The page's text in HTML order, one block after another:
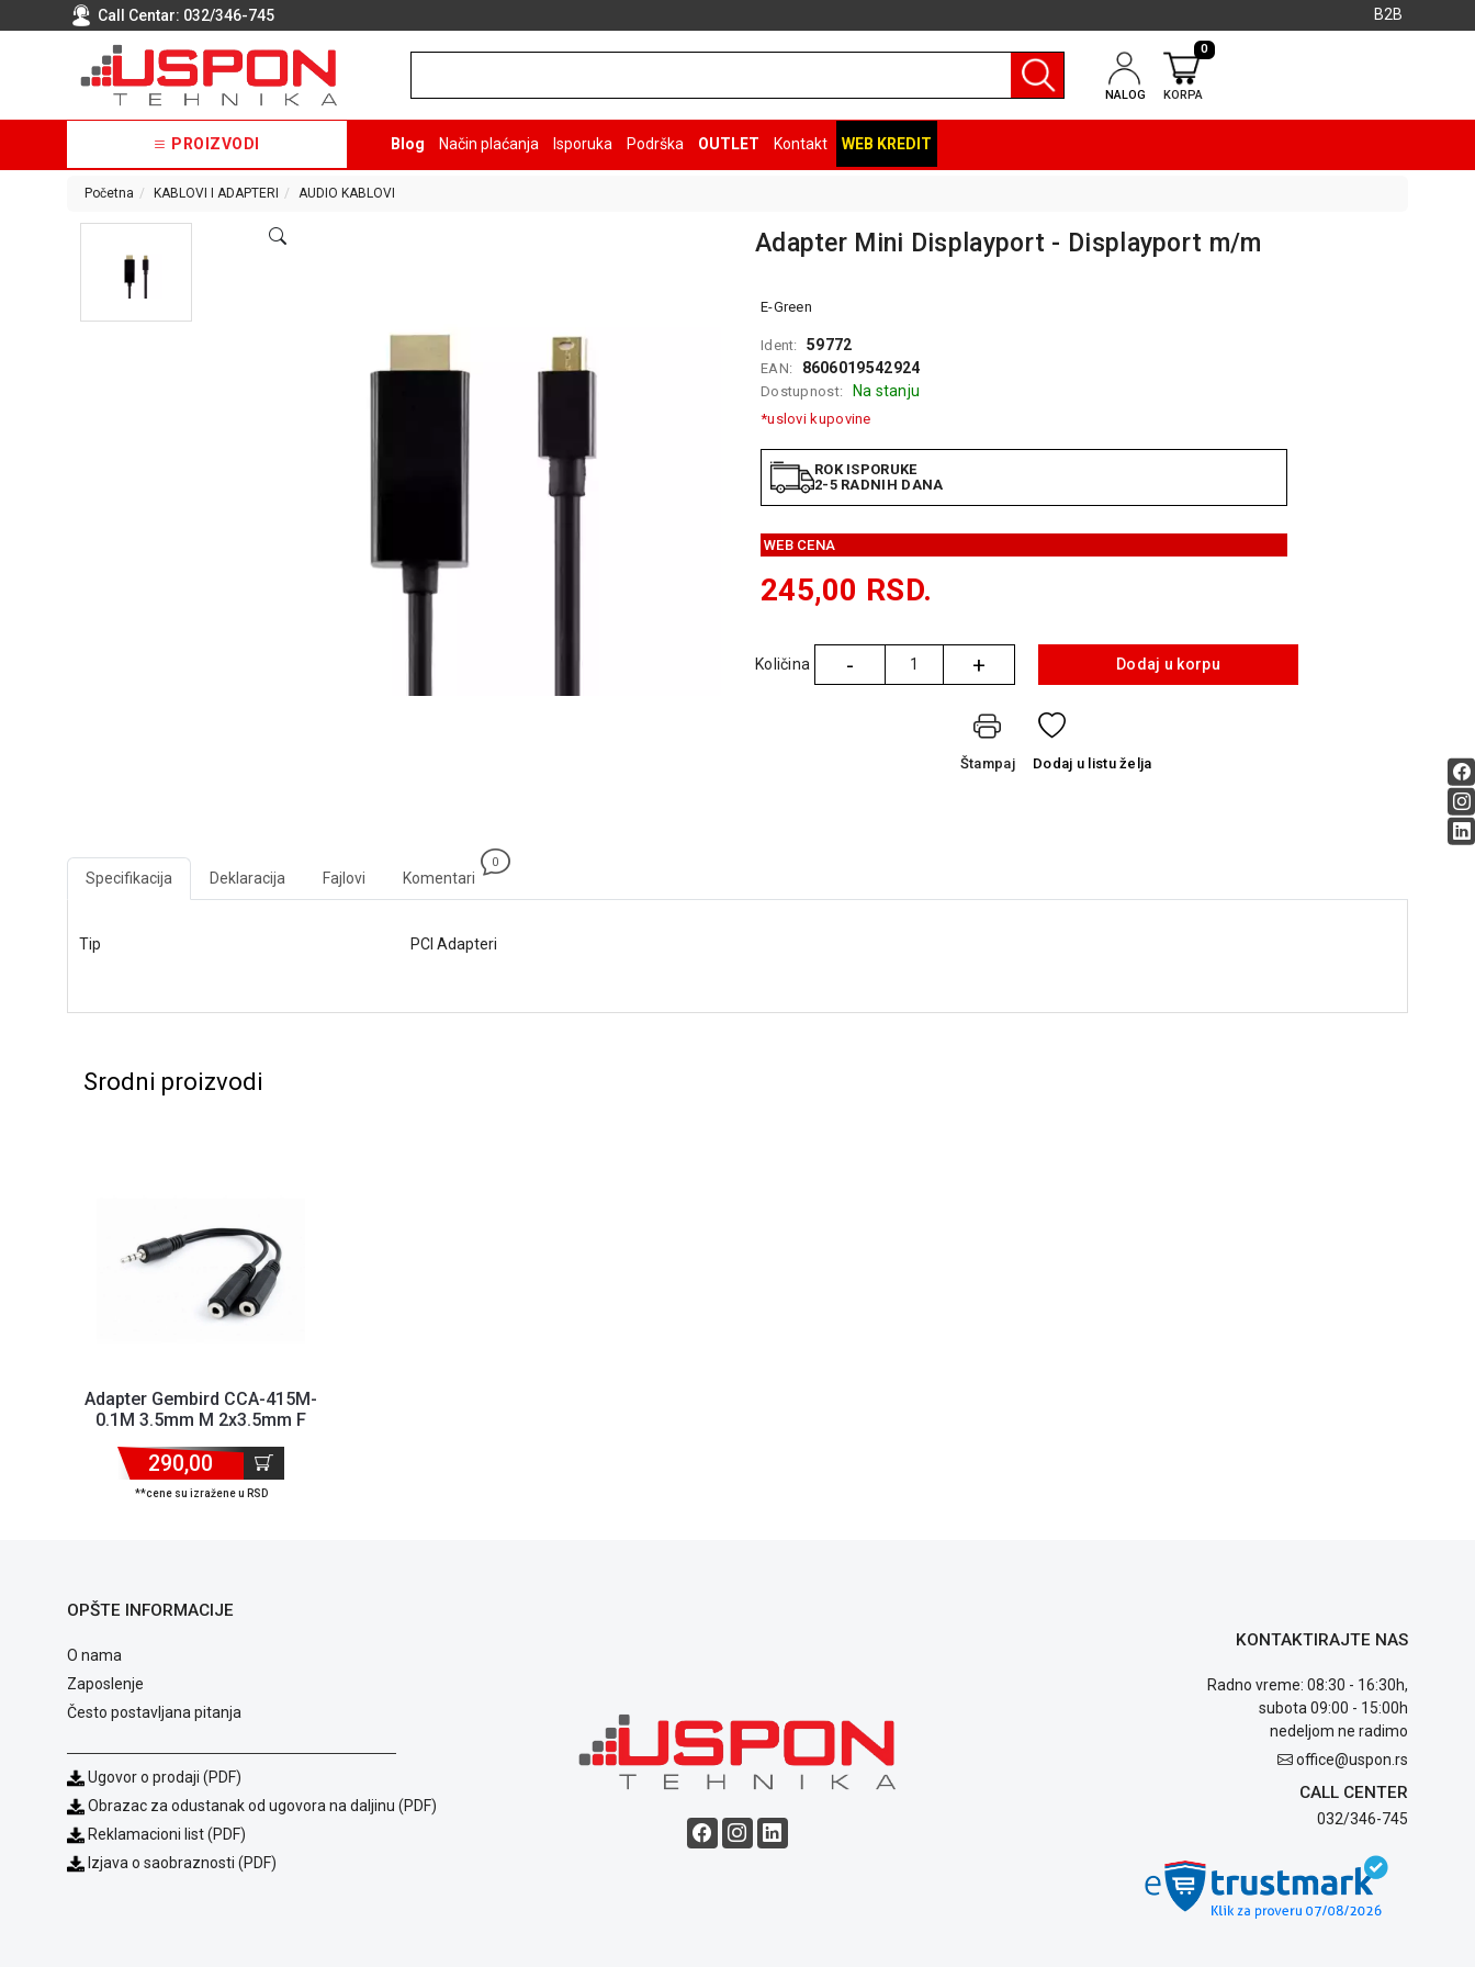
Call Centar: 032/346-745 B2B
NALOG KORPA
0
PROIZVODI Blog Način plaćanja Isporuka Podrška OUTLET Kontakt WEB KREDIT
Početna KABLOVI I ADAPTERI AUDIO KABLOVI
Adapter Mini Displayport - Displayport m/m
E-Green
Ident: 59772
EAN: 8606019542924
Dostupnost: Na stanju
*uslovi kupovine
ROK ISPORUKE
2-5 RADNIH DANA
WEB CENA
245,00 RSD.
Količina - + Dodaj u korpu
Štampaj Dodaj u listu želja
Specifikacija Deklaracija Fajlovi Komentari
0
Tip PCI Adapteri
Srodni proizvodi
Adapter Gembird CCA-415M-
0.1M 3.5mm M 2x3.5mm F
290,00
**cene su izražene u RSD
OPŠTE INFORMACIJE
O nama
Zaposlenje
Često postavljana pitanja
Ugovor o prodaji (PDF)
Obrazac za odustanak od ugovora na daljinu (PDF)
Reklamacioni list (PDF)
Izjava o saobraznosti (PDF)
KONTAKTIRAJTE NAS
Radno vreme: 08:30 - 16:30h,
subota 09:00 - 15:00h
nedeljom ne radimo
office@uspon.rs
CALL CENTER
032/346-745